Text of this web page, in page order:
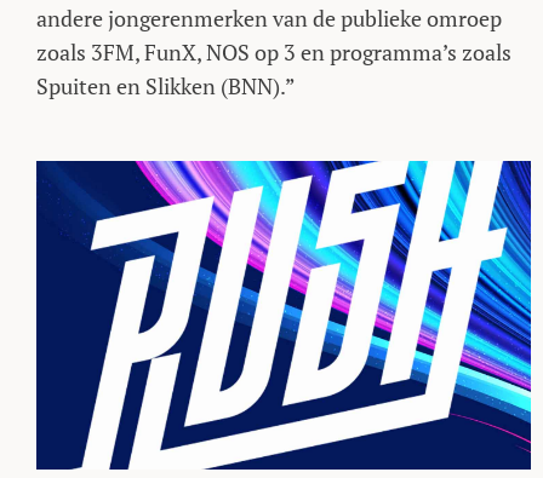
andere jongerenmerken van de publieke omroep
zoals 3FM, FunX, NOS op 3 en programma’s zoals
Spuiten en Slikken (BNN).”